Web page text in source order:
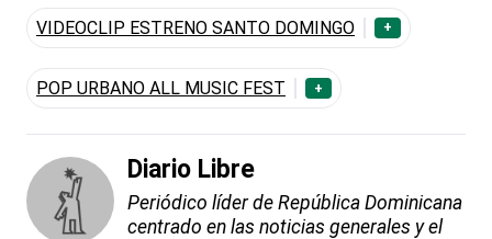
VIDEOCLIP ESTRENO SANTO DOMINGO +
POP URBANO ALL MUSIC FEST +
Diario Libre
Periódico líder de República Dominicana
centrado en las noticias generales y el